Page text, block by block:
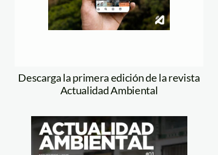
Descarga la primera edición de la revista
Actualidad Ambiental